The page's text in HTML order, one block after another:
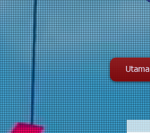
Utama